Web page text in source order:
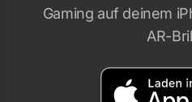
Gaming auf deinem
AR-